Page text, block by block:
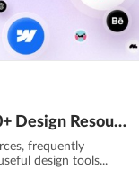
Toools.design – An archive of 1,500+ Design Resources
frequently
design tools...